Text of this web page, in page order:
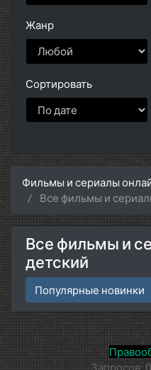
Жанр
Сортировать
Фильмы и сериалы
Все фильмы и
Все фильмы и
детский
Популярные новинки
Запросов: